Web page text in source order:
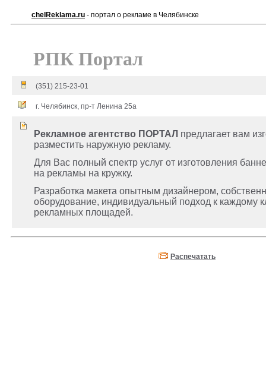
chelReklama.ru - портал о рекламе в Челябинске
РПК Портал
(351) 215-23-01
г. Челябинск, пр-т Ленина 25а
Рекламное агентство ПОРТАЛ предлагает вам
разместить наружную рекламу.
Для Вас полный спектр услуг от изготовления
на рекламы на кружку.
Разработка макета опытным дизайнером,
оборудование, индивидуальный подход к каждому
рекламных площадей.
Распечатать